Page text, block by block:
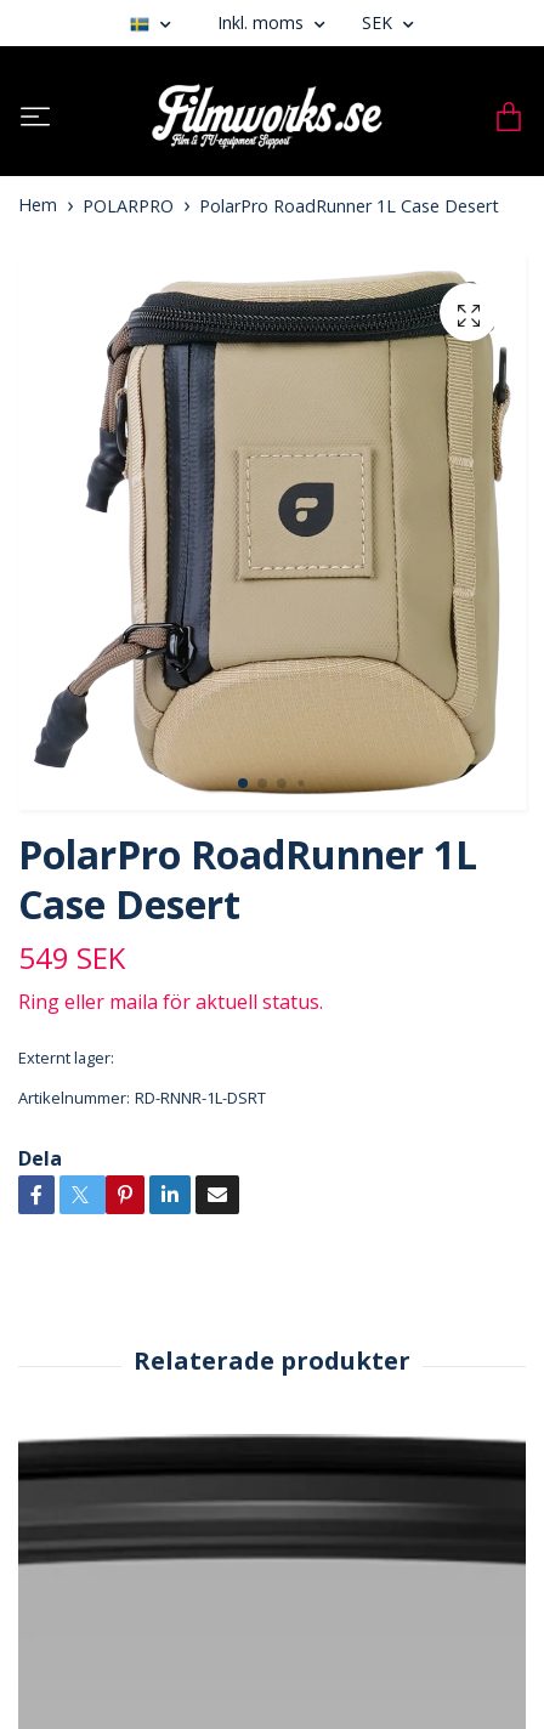
Inkl. moms SEK
Hem POLARPRO PolarPro RoadRunner 1L Case Desert
PolarPro RoadRunner 1L
Case Desert
549 SEK
Ring eller maila för aktuell status.
Externt lager:
Artikelnummer: RD-RNNR-1L-DSRT
Dela